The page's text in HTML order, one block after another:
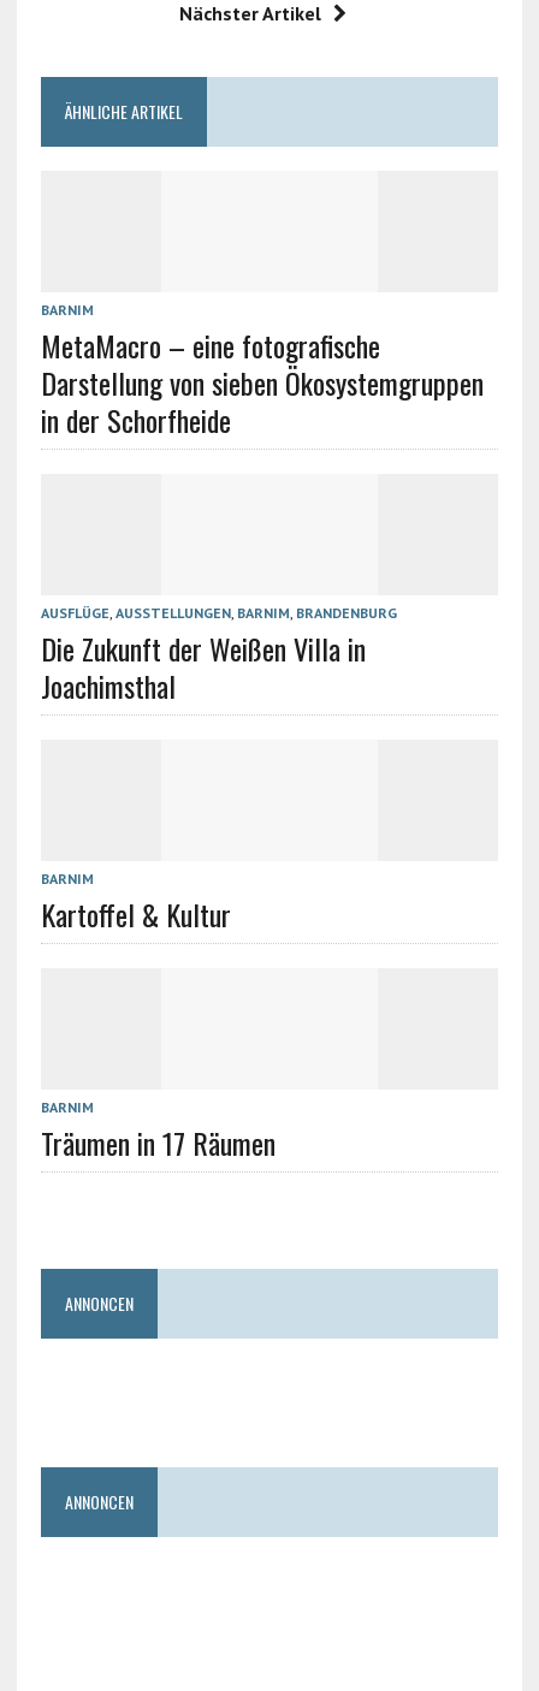
Nächster Artikel
ÄHNLICHE ARTIKEL
BARNIM
MetaMacro – eine fotografische
Darstellung von sieben Ökosystemgruppen
in der Schorfheide
AUSFLÜGE, AUSSTELLUNGEN, BARNIM, BRANDENBURG
Die Zukunft der Weißen Villa in
Joachimsthal
BARNIM
Kartoffel & Kultur
BARNIM
Träumen in 17 Räumen
ANNONCEN
ANNONCEN